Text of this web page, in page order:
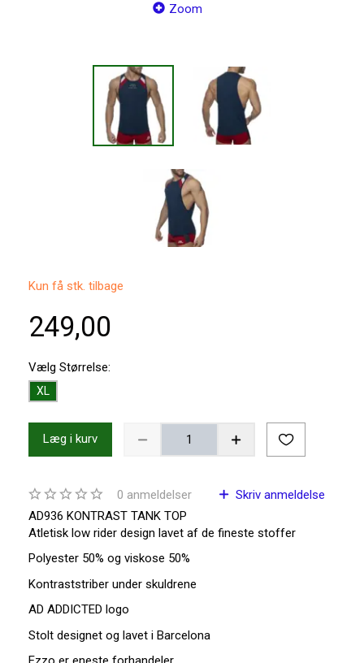
Zoom
Kun få stk. tilbage
249,00
Vælg Størrelse:
XL
Læg i kurv
0 anmeldelser
Skriv anmeldelse
AD936 KONTRAST TANK TOP
Atletisk low rider design lavet af de fineste stoffer
Polyester 50% og viskose 50%
Kontraststriber under skuldrene
AD ADDICTED logo
Stolt designet og lavet i Barcelona